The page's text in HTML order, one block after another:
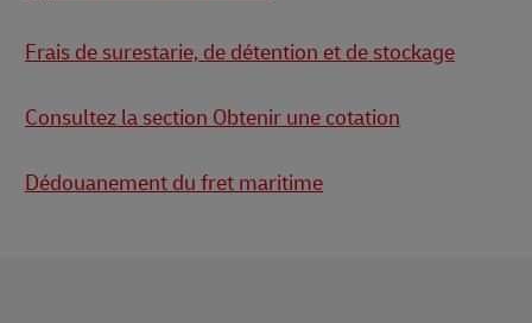
Frais de surestarie, de détention et de stockage
Consultez la section Obtenir une cotation
Dédouanement du fret maritime